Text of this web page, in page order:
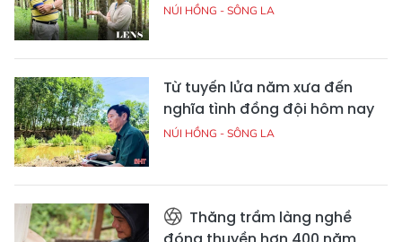
NÚI HỒNG - SÔNG LA
Từ tuyến lửa năm xưa đến
nghĩa tình đồng đội hôm nay
NÚI HỒNG - SÔNG LA
Thăng trầm làng nghề